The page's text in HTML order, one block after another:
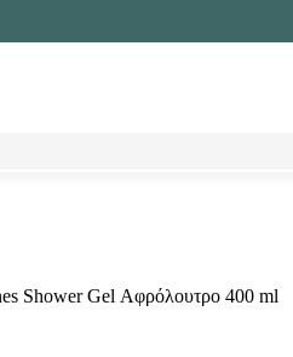
Shower Gel Αφρόλουτρο 400 ml